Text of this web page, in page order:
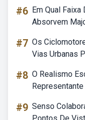
#6 Em Qual
Absorvem
#7 Os
Vias Urbanas
#8 O Realismo
#9 Senso